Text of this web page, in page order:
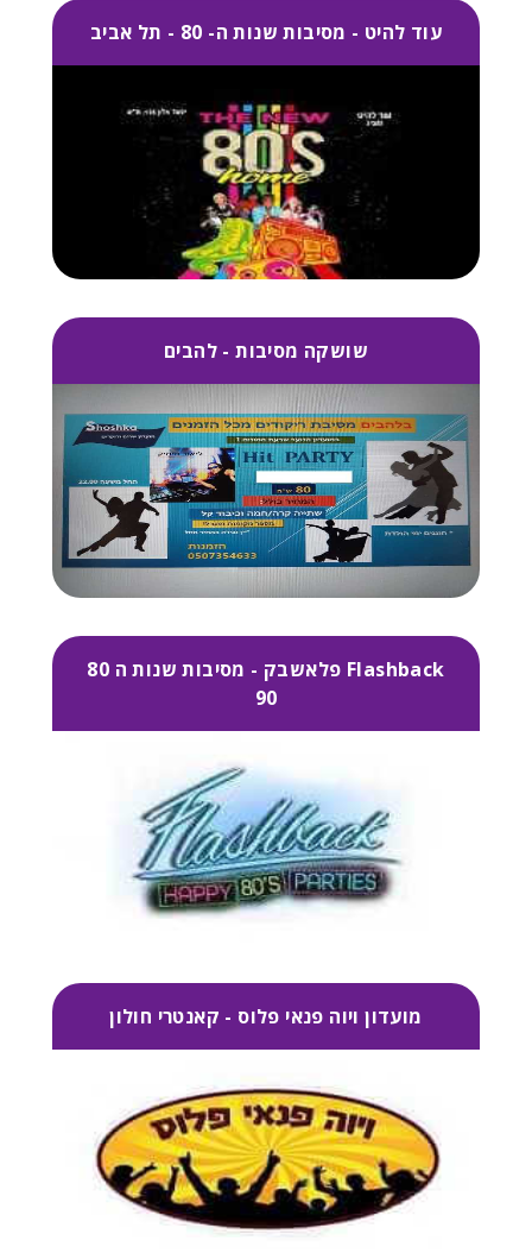
עוד להיט - מסיבות שנות ה- 80 - תל אביב
שושקה מסיבות - להבים
Flashback פלאשבק - מסיבות שנות ה 80
90
מועדון ויוה פנאי פלוס - קאנטרי חולון